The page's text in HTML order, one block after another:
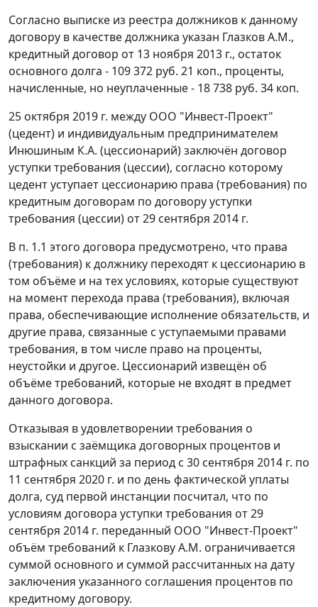
Согласно выписке из реестра должников к данному
договору в качестве должника указан Глазков A.M.,
кредитный договор от 13 ноября 2013 г., остаток
основного долга - 109 372 руб. 21 коп., проценты,
начисленные, но неуплаченные - 18 738 руб. 34 коп.
25 октября 2019 г. между ООО "Инвест-Проект"
(цедент) и индивидуальным предпринимателем
Инюшиным К.А. (цессионарий) заключён договор
уступки требования (цессии), согласно которому
цедент уступает цессионарию права (требования) по
кредитным договорам по договору уступки
требования (цессии) от 29 сентября 2014 г.
В п. 1.1 этого договора предусмотрено, что права
(требования) к должнику переходят к цессионарию в
том объёме и на тех условиях, которые существуют
на момент перехода права (требования), включая
права, обеспечивающие исполнение обязательств, и
другие права, связанные с уступаемыми правами
требования, в том числе право на проценты,
неустойки и другое. Цессионарий извещён об
объёме требований, которые не входят в предмет
данного договора.
Отказывая в удовлетворении требования о
взыскании с заёмщика договорных процентов и
штрафных санкций за период с 30 сентября 2014 г. по
11 сентября 2020 г. и по день фактической уплаты
долга, суд первой инстанции посчитал, что по
условиям договора уступки требования от 29
сентября 2014 г. переданный ООО "Инвест-Проект"
объём требований к Глазкову A.M. ограничивается
суммой основного и суммой рассчитанных на дату
заключения указанного соглашения процентов по
кредитному договору.